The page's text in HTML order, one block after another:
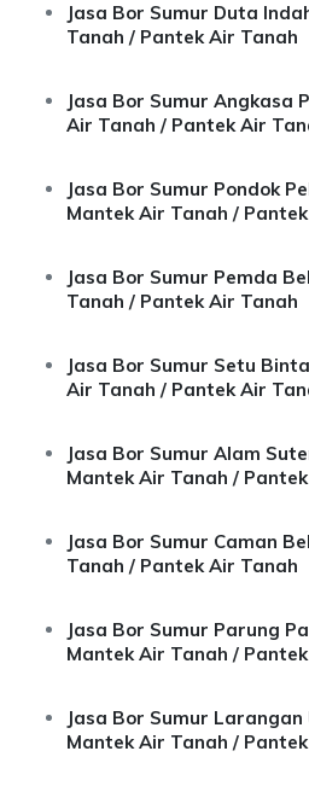
Jasa Bor Sumur Duta
Tanah / Pantek Air Tanah
Jasa Bor Sumur Angkasa
Air Tanah / Pantek Air
Jasa Bor Sumur Pondok
Mantek Air Tanah /
Jasa Bor Sumur Pemda
Tanah / Pantek Air Tanah
Jasa Bor Sumur Setu
Air Tanah / Pantek Air
Jasa Bor Sumur Alam
Mantek Air Tanah /
Jasa Bor Sumur Caman
Tanah / Pantek Air Tanah
Jasa Bor Sumur Parung
Mantek Air Tanah /
Jasa Bor Sumur
Mantek Air Tanah /